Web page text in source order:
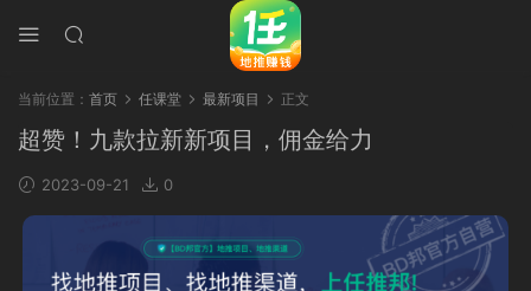
当前位置： 首页 任课堂 最新项目 正文
超赞！九款拉新新项目，佣金给力
2023-09-21 0